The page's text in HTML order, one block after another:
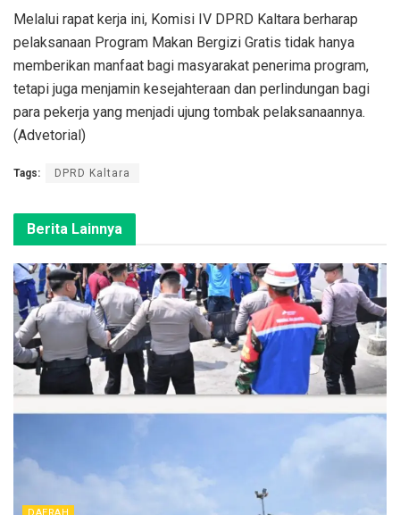
Melalui rapat kerja ini, Komisi IV DPRD Kaltara berharap
pelaksanaan Program Makan Bergizi Gratis tidak hanya
memberikan manfaat bagi masyarakat penerima program,
tetapi juga menjamin kesejahteraan dan perlindungan bagi
para pekerja yang menjadi ujung tombak pelaksanaannya.
(Advetorial)
Tags: DPRD Kaltara
Berita Lainnya